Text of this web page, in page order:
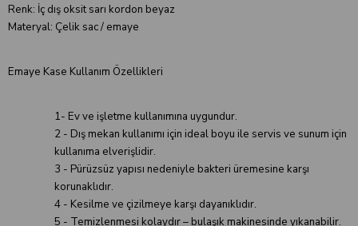
Renk: İç dış oksit sarı kordon beyaz
Materyal: Çelik sac / emaye
Emaye Kase Kullanım Özellikleri
1- Ev ve işletme kullanımına uygundur.
2 - Dış mekan kullanımı için ideal boyu ile servis ve sunum için
kullanıma elverişlidir.
3 - Pürüzsüz yapısı nedeniyle bakteri üremesine karşı
korunaklıdır.
4 - Kesilme ve çizilmeye karşı dayanıklıdır.
5 - Temizlenmesi kolaydır – bulaşık makinesinde yıkanabilir.